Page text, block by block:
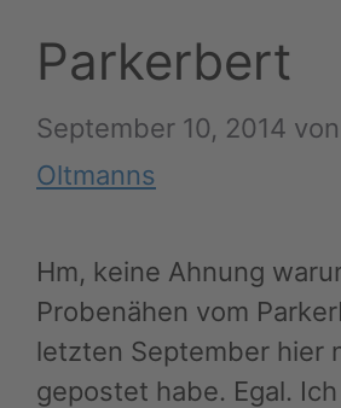
Parkerbert
September 10, 2014 von
Oltmanns
Hm, keine Ahnung
Probenähen vom
letzten September hier
gepostet habe. Egal.